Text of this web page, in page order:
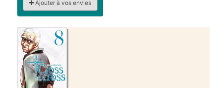
Ajouter à vos envies